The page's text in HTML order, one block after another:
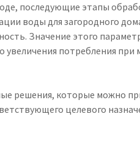
последующие этапы
воды для загородного
Значение этого
увеличения потребления при
решения, которые можно
целевого